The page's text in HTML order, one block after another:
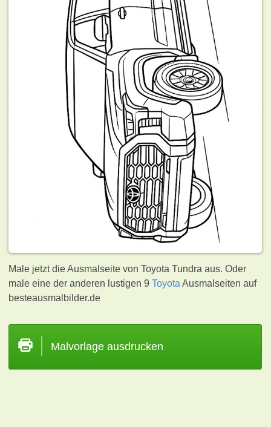
Male jetzt die Ausmalseite von Toyota Tundra aus. Oder
male eine der anderen lustigen 9Toyota Ausmalseiten auf
besteausmalbilder.de
Malvorlage ausdrucken